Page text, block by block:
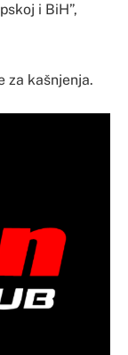
i BiH”,
za kašnjenja.